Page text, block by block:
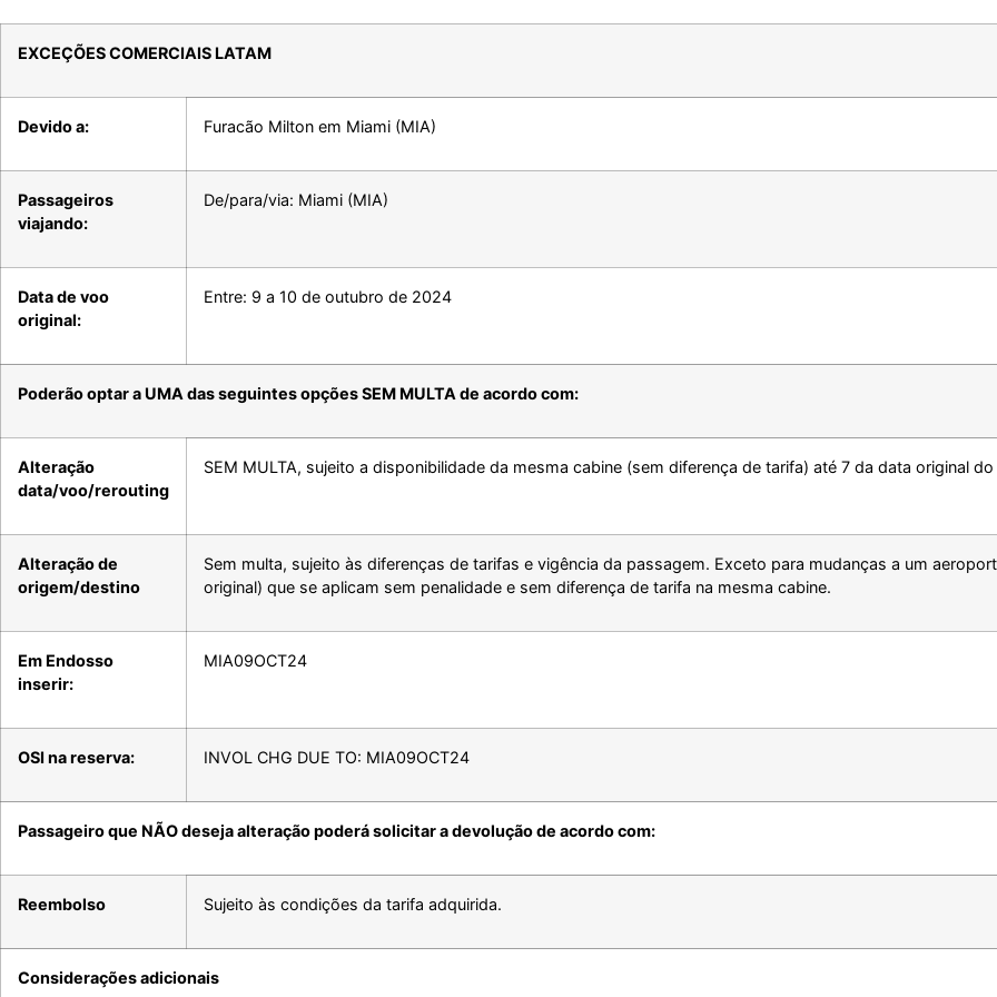
EXCEÇÕES COMERCIAIS LATAM
Devido a: Furacão Milton em Miami (MIA)
Passageiros
viajando:
De/para/via: Miami (MIA)
Data de voo
original:
Entre: 9 a 10 de outubro de 2024
Poderão optar a UMA das seguintes opções SEM MULTA de acordo com:
Alteração
data/voo/rerouting
SEM MULTA, sujeito a disponibilidade da mesma cabine (sem diferença de tarifa) até 7 da data original
Alteração de
origem/destino
Sem multa, sujeito às diferenças de tarifas e vigência da passagem. Exceto para mudanças a um
original) que se aplicam sem penalidade e sem diferença de tarifa na mesma cabine.
Em Endosso
inserir:
MIA09OCT24
OSI na reserva: INVOL CHG DUE TO: MIA09OCT24
Passageiro que NÃO deseja alteração poderá solicitar a devolução de acordo com:
Reembolso Sujeito às condições da tarifa adquirida.
Considerações adicionais